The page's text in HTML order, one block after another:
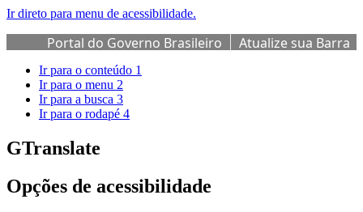
Ir direto para menu de acessibilidade.
Portal do Governo Brasileiro
Atualize sua Barra
de Governo
Ir para o conteúdo 1
Ir para o menu 2
Ir para a busca 3
Ir para o rodapé 4
GTranslate
Opções de acessibilidade